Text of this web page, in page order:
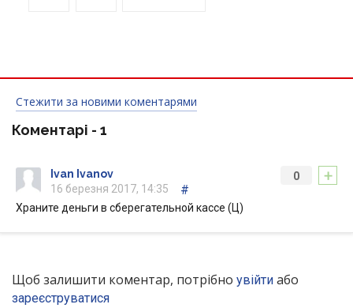
Стежити за новими коментарями
Коментарі - 1
+
0
Ivan Ivanov
16 березня 2017, 14:35
#
Храните деньги в сберегательной кассе (Ц)
Щоб залишити коментар, потрібно увійти або
зареєструватися